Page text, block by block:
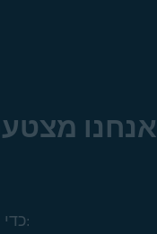
אנחנו
כדי להמשיך, בחר למטה שפה נתמכת: